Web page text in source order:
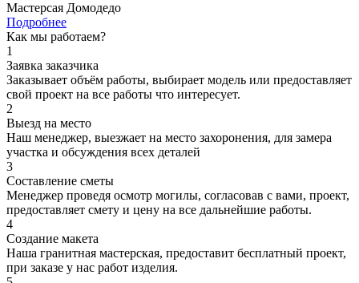
Мастерсая Домодедо
Подробнее
Как мы работаем?
1
Заявка заказчика
Заказывает объём работы, выбирает модель или предоставляет
свой проект на все работы что интересует.
2
Выезд на место
Наш менеджер, выезжает на место захоронения, для замера
участка и обсуждения всех деталей
3
Составление сметы
Менеджер проведя осмотр могилы, согласовав с вами, проект,
предоставляет смету и цену на все дальнейшие работы.
4
Создание макета
Наша гранитная мастерская, предоставит бесплатный проект,
при заказе у нас работ изделия.